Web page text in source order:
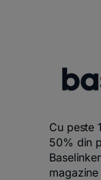
Cu peste
50% din